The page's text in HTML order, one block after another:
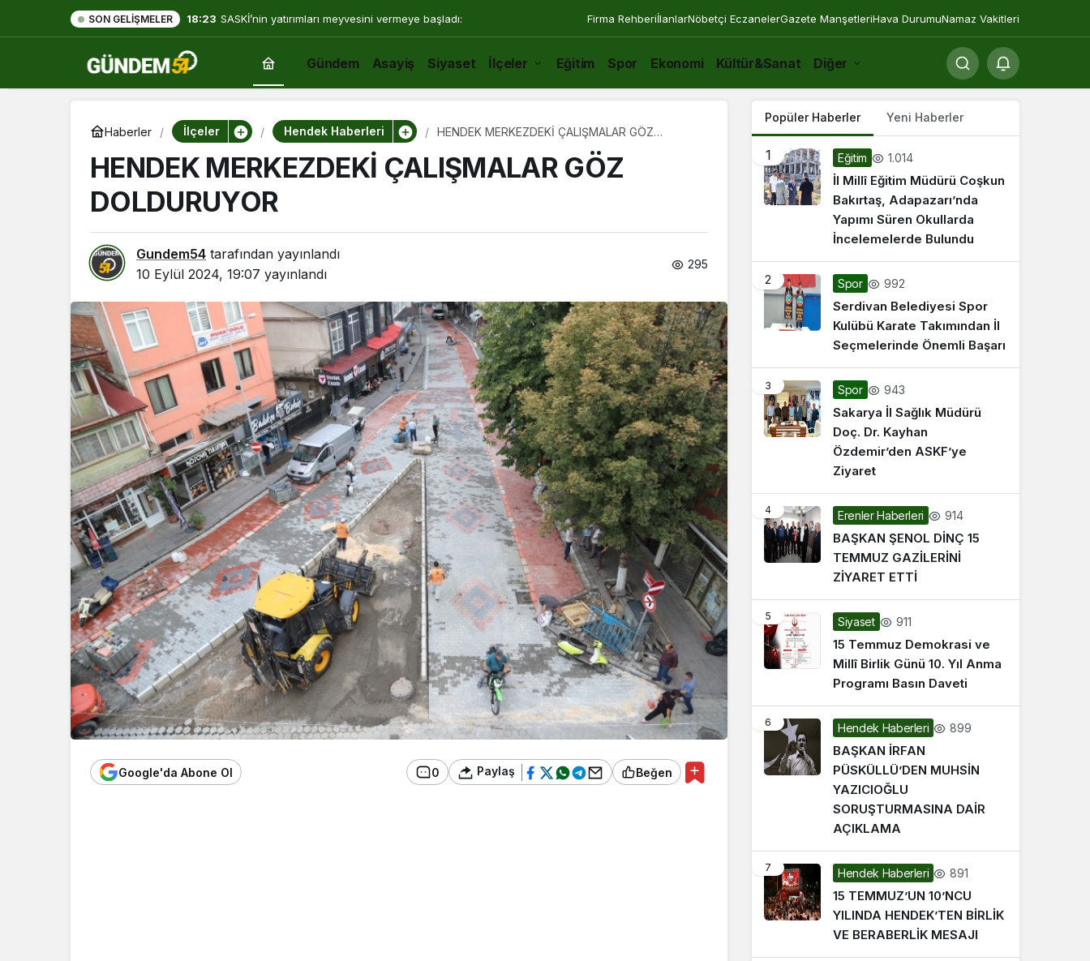
SON GELIŞMELER 18:23 SASKİ’nin yatırımları meyvesini vermeye başladı: Firma RehberiİlanlarNöbetçi EczanelerGazete ManşetleriHava DurumuNamaz Vakitleri
Gündem Asayiş Siyaset İlçeler Eğitim Spor Ekonomi Kültür&Sanat Diğer
Haberler İlçeler Hendek Haberleri
HENDEK MERKEZDEKİ ÇALIŞMALAR GÖZ
HENDEK MERKEZDEKİ ÇALIŞMALAR GÖZ
DOLDURUYOR
Gundem54 tarafından yayınlandı
10 Eylül 2024, 19:07 yayınlandı
295
Google'da Abone Ol 0 Paylaş Beğen
Popüler Haberler Yeni Haberler
1 Eğitim 1.014
İl Millî Eğitim Müdürü Coşkun
Bakırtaş, Adapazarı’nda
Yapımı Süren Okullarda
İncelemelerde Bulundu
2 Spor 992
Serdivan Belediyesi Spor
Kulübü Karate Takımından İl
Seçmelerinde Önemli Başarı
3 Spor 943
Sakarya İl Sağlık Müdürü
Doç. Dr. Kayhan
Özdemir’den ASKF’ye
Ziyaret
4 Erenler Haberleri 914
BAŞKAN ŞENOL DİNÇ 15
TEMMUZ GAZİLERİNİ
ZİYARET ETTİ
5 Siyaset 911
15 Temmuz Demokrasi ve
Millî Birlik Günü 10. Yıl Anma
Programı Basın Daveti
6 Hendek Haberleri 899
BAŞKAN İRFAN
PÜSKÜLLÜ’DEN MUHSİN
YAZICIOĞLU
SORUŞTURMASINA DAİR
AÇIKLAMA
7 Hendek Haberleri 891
15 TEMMUZ’UN 10’NCU
YILINDA HENDEK’TEN BİRLİK
VE BERABERLİK MESAJI